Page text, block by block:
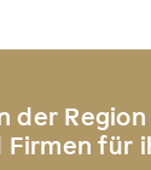
der
für